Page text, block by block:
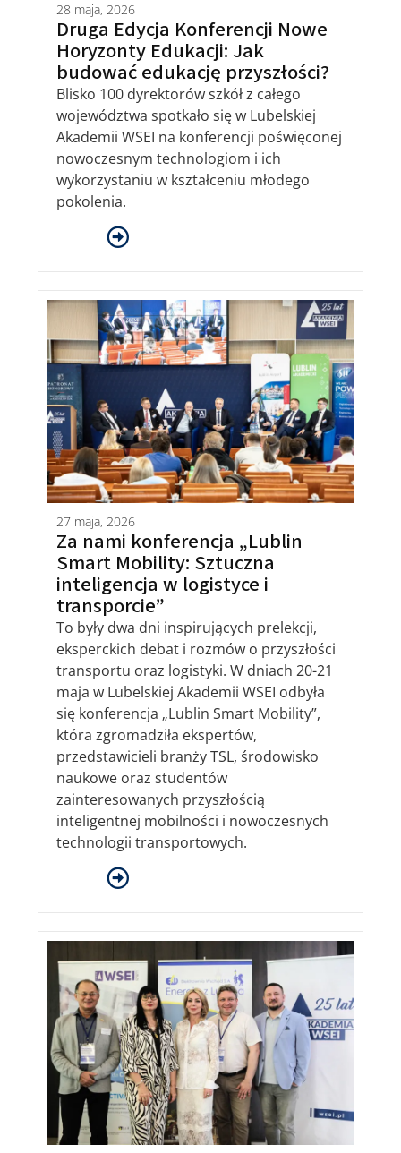
28 maja, 2026
Druga Edycja Konferencji Nowe
Horyzonty Edukacji: Jak
budować edukację przyszłości?
Blisko 100 dyrektorów szkół z całego
województwa spotkało się w Lubelskiej
Akademii WSEI na konferencji poświęconej
nowoczesnym technologiom i ich
wykorzystaniu w kształceniu młodego
pokolenia.
27 maja, 2026
Za nami konferencja „Lublin
Smart Mobility: Sztuczna
inteligencja w logistyce i
transporcie”
To były dwa dni inspirujących prelekcji,
eksperckich debat i rozmów o przyszłości
transportu oraz logistyki. W dniach 20-21
maja w Lubelskiej Akademii WSEI odbyła
się konferencja „Lublin Smart Mobility”,
która zgromadziła ekspertów,
przedstawicieli branży TSL, środowisko
naukowe oraz studentów
zainteresowanych przyszłością
inteligentnej mobilności i nowoczesnych
technologii transportowych.